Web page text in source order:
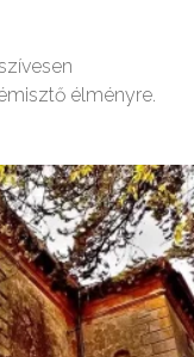
élményre.